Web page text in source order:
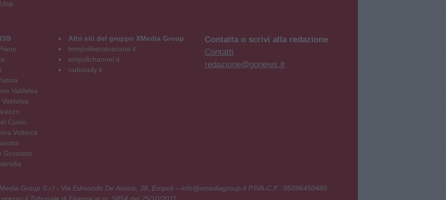
Valdelsa
Valdelsa
Cuoio
Volterra
Grosseto
Altri siti del gruppo XMedia Group
tempoliberotoscana.it
empolichannel.it
radiolady.it
Contatta o scrivi alla redazione
Contatti
redazione@gonews.it
Group S.r.l - Via Edmondo De Amicis, 38, Empoli – info@xmediagroup.it P.IVA-C.F.: 05096450480